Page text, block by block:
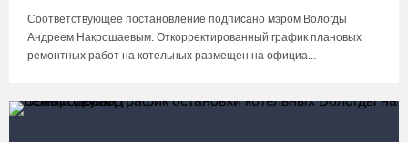
Соответствующее постановление подписано мэром Вологды
Андреем Накрошаевым. Откорректированный график плановых
ремонтных работ на котельных размещен на официа...